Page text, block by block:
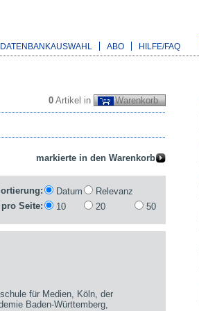
DATENBANKAUSWAHL ABO HILFE/FAQ
0 Artikel in Warenkorb
Datum
Relevanz
Seite:
10 20 50
für Medien, Köln, der
Baden-Württemberg,